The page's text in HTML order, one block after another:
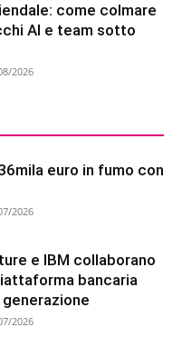
come colmare
AI e team sotto
2026
euro in fumo con
2026
e IBM collaborano
bancaria
2026